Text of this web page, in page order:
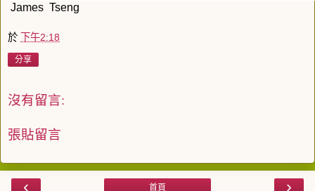
James Tseng
於 下午2:18
分享
沒有留言:
張貼留言
‹ ›
首頁